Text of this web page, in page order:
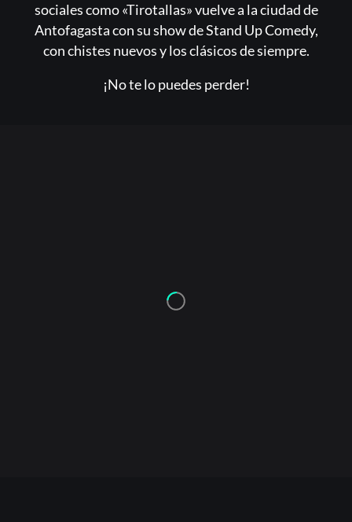
sociales como «Tirotallas» vuelve a la ciudad de
Antofagasta con su show de Stand Up Comedy,
con chistes nuevos y los clásicos de siempre.
¡No te lo puedes perder!